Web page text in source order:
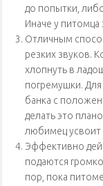
до попытки,
Иначе у
Отличным
резких звуков.
хлопнуть в
погремушки. Для
банка с
делать это
любимец усвоит
Эффективно
подаются
пор, пока